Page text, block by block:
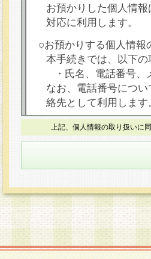
お預かりした個人情
対応に利用します。
○お預かりする個人情報
本手続きでは、以下
・氏名、電話番号
なお、電話番号につ
絡先として利用します
○本人が容易に認識で
本フォームでは、セ
○個人情報の第三者提供
力いただく個人情報
○個人情報の委託につい
個人情報の取り扱い
情報管理基準を満た
が行われるよう監督し
上記、個人情報の取り扱いに